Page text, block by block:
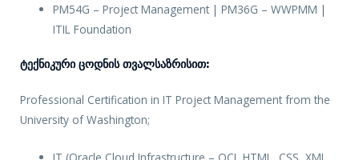
PM54G – Project Management | PM36G – WWPMM |
ITIL Foundation
Ტექნიკური Ცოდნის Თვალსაზრისით:
Professional Certification in IT Project Management from the
University of Washington;